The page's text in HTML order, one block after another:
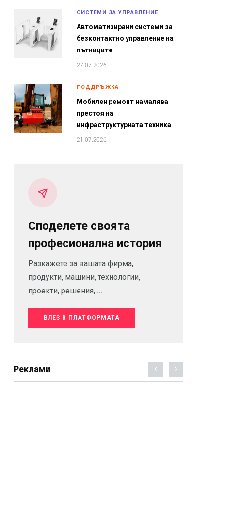
СИСТЕМИ ЗА УПРАВЛЕНИЕ
Автоматизирани системи за
безконтактно управление на
пътниците
27.07.2026
ПОДДРЪЖКА
Мобилен ремонт намалява
престоя на
инфраструктурната техника
21.07.2026
Споделете своята
професионална история
Разкажете за вашата фирма,
продукти, машини, технологии,
проекти, решения, ...
ВЛЕЗ В ПЛАТФОРМАТА
Реклами